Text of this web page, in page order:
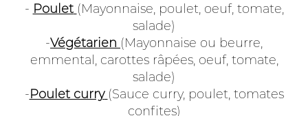
- Poulet (Mayonnaise, poulet, oeuf, tomate,
salade)
-Végétarien (Mayonnaise ou beurre,
emmental, carottes râpées, oeuf, tomate,
salade)
-Poulet curry (Sauce curry, poulet, tomates
confites)